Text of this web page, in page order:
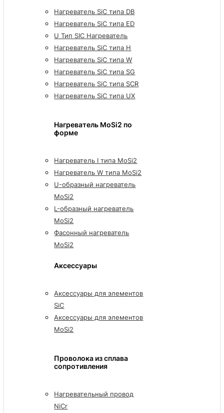
Нагреватель SiC типа DB
Нагреватель SiC типа ED
U Тип SIC Нагреватель
Нагреватель SiC типа H
Нагреватель SiC типа W
Нагреватель SiC типа SG
Нагреватель SiC типа SCR
Нагреватель SiC типа UX
Нагреватель MoSi2 по
форме
Нагреватель I типа MoSi2
Нагреватель W типа MoSi2
U-образный нагреватель
MoSi2
L-образный нагреватель
MoSi2
Фасонный нагреватель
MoSi2
Аксессуары
Аксессуары для элементов
SiC
Аксессуары для элементов
MoSi2
Проволока из сплава
сопротивления
Нагревательный провод
NiCr